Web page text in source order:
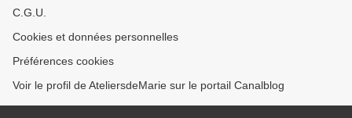
C.G.U.
Cookies et données personnelles
Préférences cookies
Voir le profil de AteliersdeMarie sur le portail Canalblog